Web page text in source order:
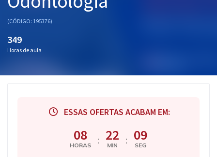
Questões grátis
Conteúdo gratuito
Aprovados
(CÓDIGO: 195376)
349
Horas de aula
ESSAS OFERTAS ACABAM EM:
08
HORAS : 22
MIN : 08
SEG